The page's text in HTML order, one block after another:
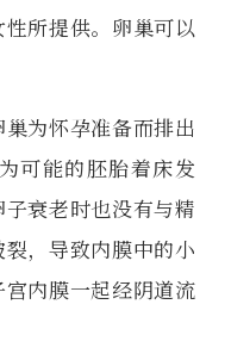
所提供。卵巢可以
为怀孕准备而排出
可能的胚胎着床发
衰老时也没有与精
，导致内膜中的小
内膜一起经阴道流